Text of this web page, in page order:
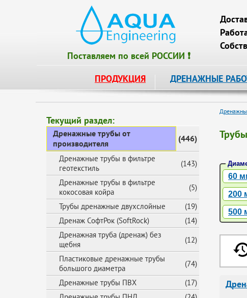
Поставляем по всей РОССИИ ❗
ПРОДУКЦИЯ ДРЕНАЖНЫЕ
Текущий раздел:
Дренажные трубы от
производителя
(446)
Дренажные трубы в фильтре
геотекстиль
(143)
Дренажные трубы в фильтре
кокосовая койра
(5)
Трубы дренажные двухслойные
(19)
Дренаж СофтРок (SoftRock)
(14)
Дренажная труба (дренаж) без
щебня
(12)
Пластиковые дренажные трубы
большого диаметра
(74)
Дренажные трубы ПВХ
(17)
60
200
500